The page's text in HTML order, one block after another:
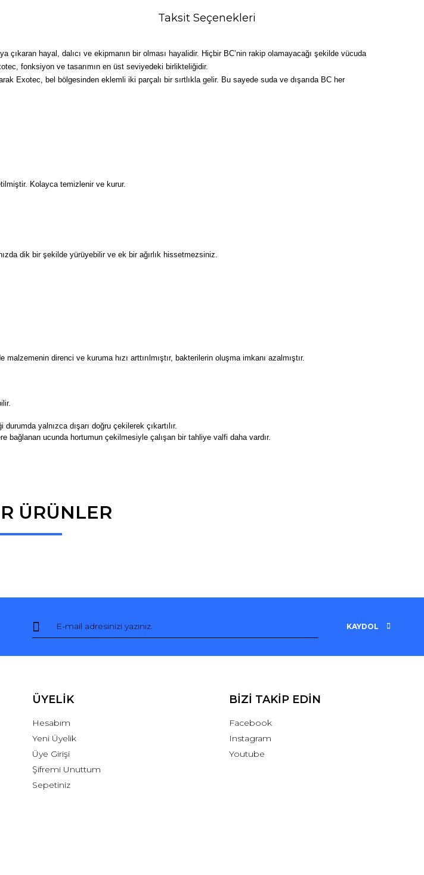
Taksit Seçenekleri
hayal, dalıcı ve ekipmanın bir olması hayalidir. Hiçbir BC’nin rakip olamayacağı şekilde vücuda
fonksiyon ve tasarımın en üst seviyedeki birlikteliğidir.
Exotec, bel bölgesinden eklemli iki parçalı bir sırtlıkla gelir. Bu sayede suda ve dışarıda BC her
Kolayca temizlenir ve kurur.
dik bir şekilde yürüyebilir ve ek bir ağırlık hissetmezsiniz.
malzemenin direnci ve kuruma hızı arttırılmıştır, bakterilerin oluşma imkanı azalmıştır.
yalnızca dışarı doğru çekilerek çıkartılır.
bağlanan ucunda hortumun çekilmesiyle çalışan bir tahliye valfi daha vardır.
ÜRÜNLER
KAYDOL
ÜYELİK
Hesabım
Yeni Üyelik
Üye Girişi
Şifremi Unuttum
Sepetiniz
BİZİ TAKİP EDİN
Facebook
Instagram
Youtube